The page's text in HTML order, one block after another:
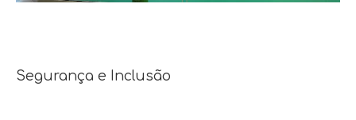
Segurança e Inclusão